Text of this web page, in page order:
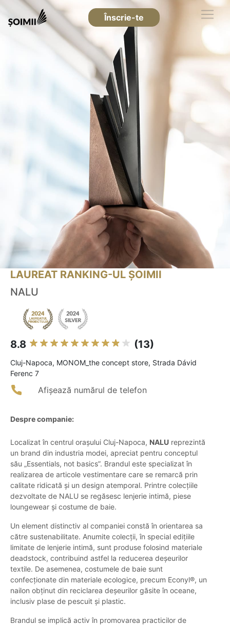
Înscrie-te
LAUREAT RANKING-UL ȘOIMII
NALU
8.8 (13)
Cluj-Napoca, MONOM_the concept store, Strada Dávid
Ferenc 7
Afișează numărul de telefon
Despre companie:
Localizat în centrul orașului Cluj-Napoca, NALU reprezintă
un brand din industria modei, apreciat pentru conceptul
său „Essentials, not basics”. Brandul este specializat în
realizarea de articole vestimentare care se remarcă prin
calitate ridicată și un design atemporal. Printre colecțiile
dezvoltate de NALU se regăsesc lenjerie intimă, piese
loungewear și costume de baie.
Un element distinctiv al companiei constă în orientarea sa
către sustenabilitate. Anumite colecții, în special edițiile
limitate de lenjerie intimă, sunt produse folosind materiale
deadstock, contribuind astfel la reducerea deșeurilor
textile. De asemenea, costumele de baie sunt
confecționate din materiale ecologice, precum Econyl®, un
nailon obținut din reciclarea deșeurilor găsite în oceane,
inclusiv plase de pescuit și plastic.
Brandul se implică activ în promovarea practicilor de